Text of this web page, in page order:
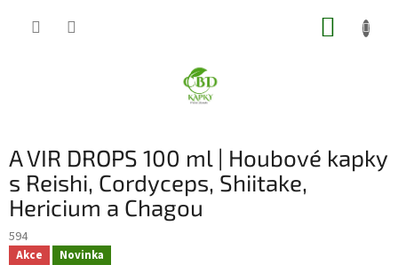
A VIR DROPS 100 ml | Houbové kapky
s Reishi, Cordyceps, Shiitake,
Hericium a Chagou
594
Akce Novinka